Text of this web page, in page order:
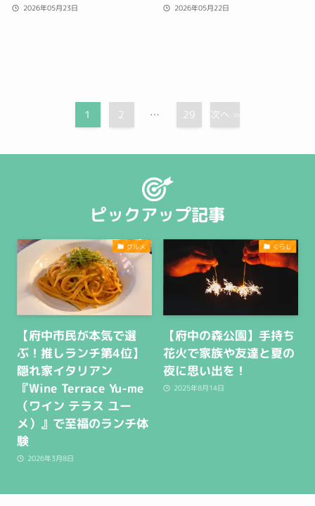
2026年05月23日 2026年05月22日
1 2 … 29 次へ »
ピックアップ記事
グルメ
【府中市民が本気で選
ぶ！推しランチ第4位】
隠れ家イタリアン
『Wine Terrace Yu-me
（ワイン テラス ユー
メ）』で至福のランチ体
験
2026年3月8日
くらし
【府中の森公園】手持ち
花火で家族や友達と夏の
夜に思い出を！
2025年8月14日